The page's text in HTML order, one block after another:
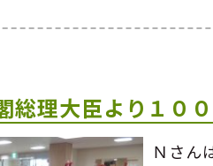
理大臣より１０
Ｎさん